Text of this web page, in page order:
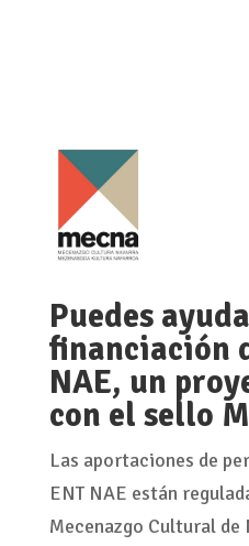
Puedes
financiación
NAE, un
con el sello
Las aportaciones de
ENT NAE están
Mecenazgo Cultural